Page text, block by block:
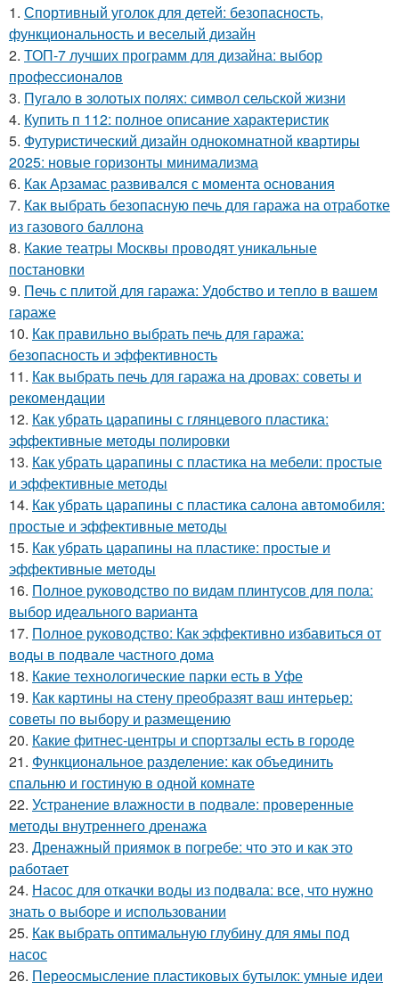
1. Спортивный уголок для детей: безопасность,
функциональность и веселый дизайн
2. ТОП-7 лучших программ для дизайна: выбор
профессионалов
3. Пугало в золотых полях: символ сельской жизни
4. Купить п 112: полное описание характеристик
5. Футуристический дизайн однокомнатной квартиры
2025: новые горизонты минимализма
6. Как Арзамас развивался с момента основания
7. Как выбрать безопасную печь для гаража на отработке
из газового баллона
8. Какие театры Москвы проводят уникальные
постановки
9. Печь с плитой для гаража: Удобство и тепло в вашем
гараже
10. Как правильно выбрать печь для гаража:
безопасность и эффективность
11. Как выбрать печь для гаража на дровах: советы и
рекомендации
12. Как убрать царапины с глянцевого пластика:
эффективные методы полировки
13. Как убрать царапины с пластика на мебели: простые
и эффективные методы
14. Как убрать царапины с пластика салона автомобиля:
простые и эффективные методы
15. Как убрать царапины на пластике: простые и
эффективные методы
16. Полное руководство по видам плинтусов для пола:
выбор идеального варианта
17. Полное руководство: Как эффективно избавиться от
воды в подвале частного дома
18. Какие технологические парки есть в Уфе
19. Как картины на стену преобразят ваш интерьер:
советы по выбору и размещению
20. Какие фитнес-центры и спортзалы есть в городе
21. Функциональное разделение: как объединить
спальню и гостиную в одной комнате
22. Устранение влажности в подвале: проверенные
методы внутреннего дренажа
23. Дренажный приямок в погребе: что это и как это
работает
24. Насос для откачки воды из подвала: все, что нужно
знать о выборе и использовании
25. Как выбрать оптимальную глубину для ямы под
насос
26. Переосмысление пластиковых бутылок: умные идеи